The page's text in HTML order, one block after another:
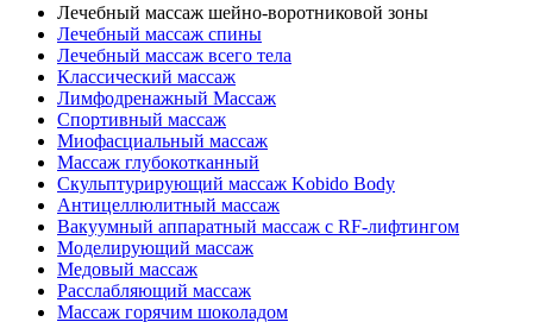
Лечебный массаж шейно-воротниковой зоны
Лечебный массаж спины
Лечебный массаж всего тела
Классический массаж
Лимфодренажный Массаж
Спортивный массаж
Миофасциальный массаж
Массаж глубокотканный
Скульптурирующий массаж Kobido Body
Антицеллюлитный массаж
Вакуумный аппаратный массаж с RF-лифтингом
Моделирующий массаж
Медовый массаж
Расслабляющий массаж
Массаж горячим шоколадом